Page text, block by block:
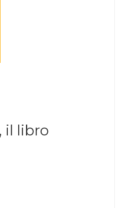
il libro